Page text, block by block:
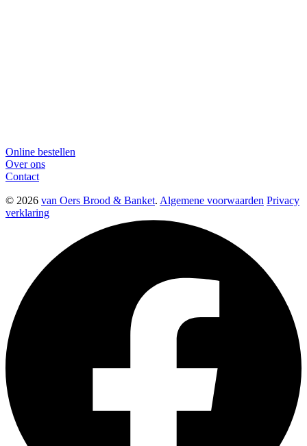
Online bestellen
Over ons
Contact
© 2026 van Oers Brood & Banket. Algemene voorwaarden Privacy
verklaring